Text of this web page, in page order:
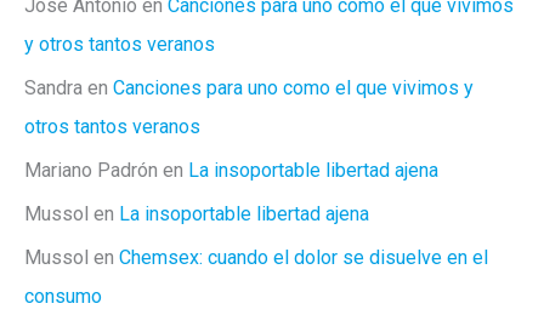
José Antonio en Canciones para uno como el que vivimos
y otros tantos veranos
Sandra en Canciones para uno como el que vivimos y
otros tantos veranos
Mariano Padrón en La insoportable libertad ajena
Mussol en La insoportable libertad ajena
Mussol en Chemsex: cuando el dolor se disuelve en el
consumo